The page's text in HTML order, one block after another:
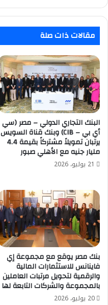
المستشار/
منصور
مقالات ذات صلة
البنك التجاري الدولي – مصر (سي
أي بي – CIB) وبنك قناة السويس
يرتبان تمويلاً مشتركاً بقيمة 4.4
مليار جنيه مع الأهلي صبور
21 يوليو، 2026
بنك مصر يوقع مع مجموعة إي
فاينانس للاستثمارات المالية
والرقمية لتحويل مرتبات العاملين
بالمجموعة والشركات التابعة لها
20 يوليو، 2026